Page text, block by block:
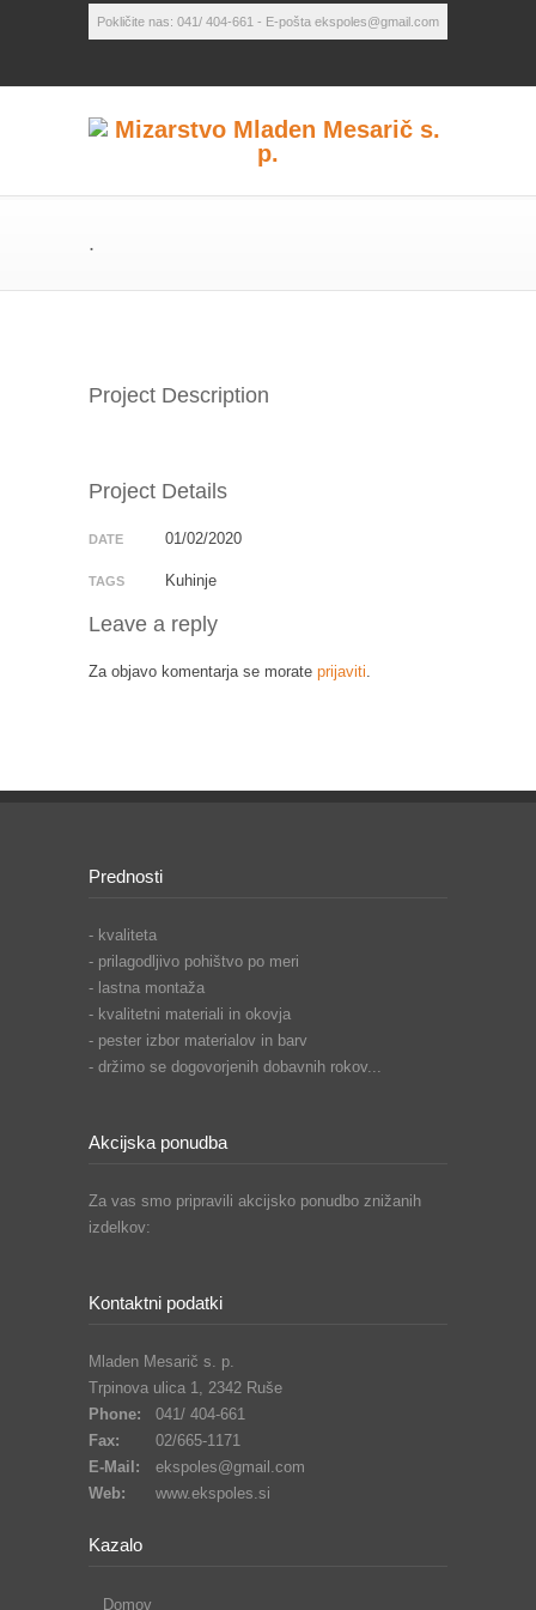
Pokličite nas: 041/ 404-661 - E-pošta ekspoles@gmail.com
.
Project Description
Project Details
DATE 01/02/2020
TAGS Kuhinje
Leave a reply
Za objavo komentarja se morate prijaviti.
Prednosti
- kvaliteta
- prilagodljivo pohištvo po meri
- lastna montaža
- kvalitetni materiali in okovja
- pester izbor materialov in barv
- držimo se dogovorjenih dobavnih rokov...
Akcijska ponudba
Za vas smo pripravili akcijsko ponudbo znižanih
izdelkov:
Kontaktni podatki
Mladen Mesarič s. p.
Trpinova ulica 1, 2342 Ruše
Phone:
041/ 404-661
Fax:
02/665-1171
E-Mail:
ekspoles@gmail.com
Web:
www.ekspoles.si
Kazalo
Domov